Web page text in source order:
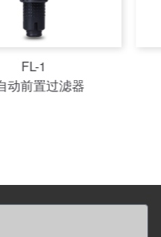
FP-AT
动前置过滤器